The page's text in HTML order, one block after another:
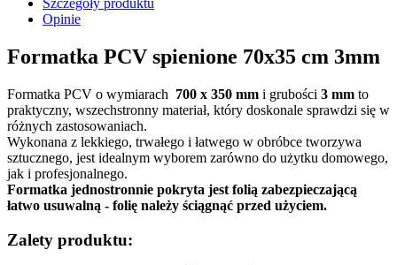
Szczegóły produktu
Opinie
Formatka PCV spienione 70x35 cm 3mm
Formatka PCV o wymiarach 700 x 350 mm i grubości 3 mm to
praktyczny, wszechstronny materiał, który doskonale sprawdzi się w
różnych zastosowaniach.
Wykonana z lekkiego, trwałego i łatwego w obróbce tworzywa
sztucznego, jest idealnym wyborem zarówno do użytku domowego,
jak i profesjonalnego.
Formatka jednostronnie pokryta jest folią zabezpieczającą
łatwo usuwalną - folię należy ściągnąć przed użyciem.
Zalety produktu: